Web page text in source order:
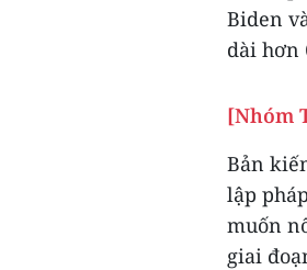
Biden
dài hơn
[Nhóm
Bản
lập
muốn
giai